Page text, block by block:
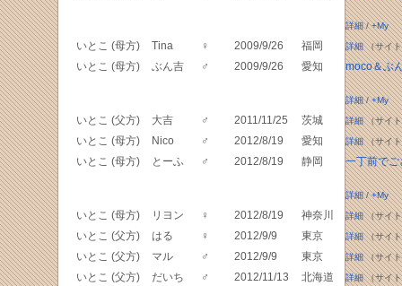
詳細/+My
いとこ (母方) Tina ♀ 2009/9/26 福岡 詳細（サイト
いとこ (母方) ぶん吉 ♂ 2009/9/26 愛知 moco＆ぶ
詳細/+My
いとこ (父方) 大吉 ♂ 2011/11/25 茨城 詳細（サイト
いとこ (母方) Nico ♂ 2012/8/19 愛知 詳細（サイト
いとこ (母方) とーふ ♂ 2012/8/19 静岡 一丁前でご
詳細/+My
いとこ (母方) リヨン ♀ 2012/8/19 神奈川 詳細（サイト
いとこ (父方) はる ♀ 2012/9/9 東京 詳細（サイト
いとこ (父方) マル ♂ 2012/9/9 東京 詳細（サイト
いとこ (父方)
だいち
♂ 2012/11/13 北海道 詳細（サイト